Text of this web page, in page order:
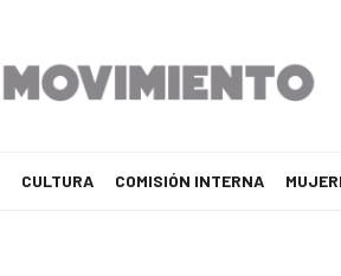
CULTURA COMISIÓN INTERNA